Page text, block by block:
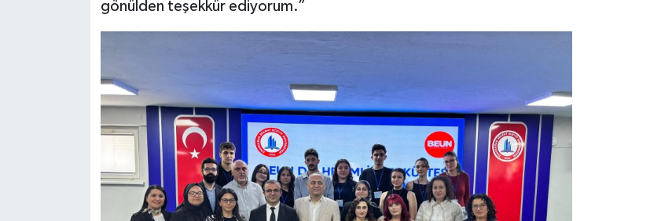
gönülden teşekkür ediyorum.”